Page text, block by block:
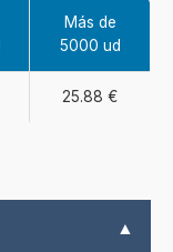
Más de
5000 ud
25.88 €
▲